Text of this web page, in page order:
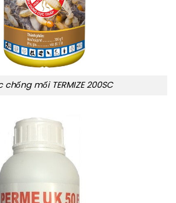
chống mối TERMIZE 200SC